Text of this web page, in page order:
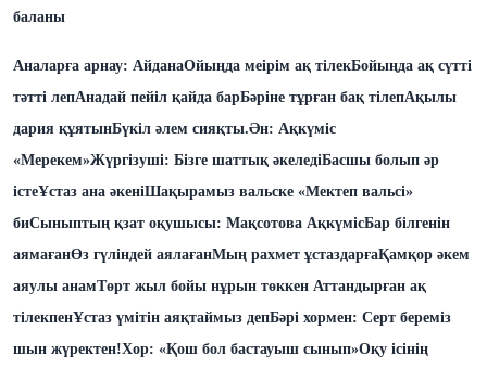
баланы
Аналарға арнау: АйданаОйыңда меірім ақ тілекБойыңда ақ сүтті
тәтті лепАнадай пейіл қайда барБәріне тұрған бақ тілепАқылы
дария құятынБүкіл әлем сияқты.Ән: Ақкүміс
«Мерекем»Жүргізуші: Бізге шаттық әкеледіБасшы болып әр
істеҰстаз ана әкеніШақырамыз вальске «Мектеп вальсі»
биСыныптың қзат оқушысы: Мақсотова АқкүмісБар білгенін
аямағанӨз гүліндей аялағанМың рахмет ұстаздарғаҚамқор әкем
аяулы анамТөрт жыл бойы нұрын төккен Аттандырған ақ
тілекпенҰстаз үмітін аяқтаймыз депБәрі хормен: Серт береміз
шын жүректен!Хор: «Қош бол бастауыш сынып»Оқу ісінің